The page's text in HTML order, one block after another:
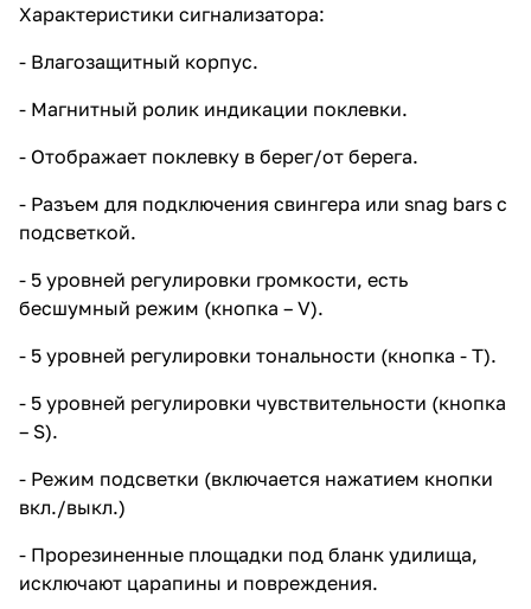
уровней регулировки
Режим подсветки (включается
нажатием кнопки вкл./выкл.) -
бланк удилища, исключают
Элементы питания: 2 шт. ААА в
пейджера: - Влагозащитный
корпус. - Фонарик. - Радиус
действия более 200 м. (Зависит
местности и заряда батарей). - 5
уровней регулировки
вибрации. - Возможность
сигнализаторов одновременно.
Элементы питания: 2 шт. ААА в
комплекте. При низком заряде
непрерывно издавать звуковые
сигналы. В комплекте есть кейс
для удобства хранения и
транспортировки. Элементы
питания рекомендуется
извлекать после
Характеристики сигнализатора:
- Влагозащитный корпус.
- Магнитный ролик индикации поклевки.
- Отображает поклевку в берег/от берега.
- Разъем для подключения свингера или snag bars с
подсветкой.
- 5 уровней регулировки громкости, есть
бесшумный режим (кнопка – V).
- 5 уровней регулировки тональности (кнопка - Т).
- 5 уровней регулировки чувствительности (кнопка
– S).
- Режим подсветки (включается нажатием кнопки
вкл./выкл.)
- Прорезиненные площадки под бланк удилища,
исключают царапины и повреждения.